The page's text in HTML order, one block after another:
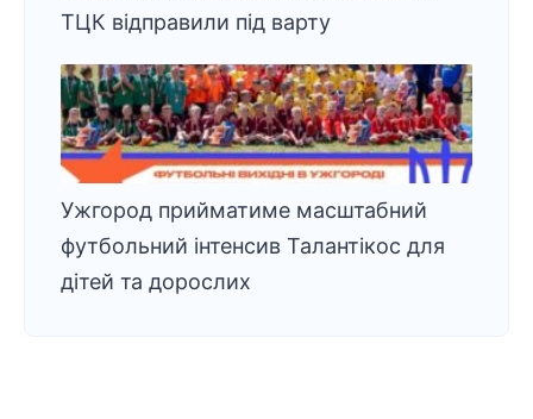
ТЦК відправили під варту
Ужгород прийматиме масштабний
футбольний інтенсив Талантікос для
дітей та дорослих